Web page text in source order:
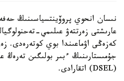
نىسان انحوي پروۆينتسياسىنىڭ
عارىشتى زەرتتەۋ عىلىمي-
كەزەڭى اۋماعىندا بوي كوتەرەدى.
جۇمىستارىنىڭ ءبىر بولىگىن تەرەڭ
(DSEL) اتقارادى.